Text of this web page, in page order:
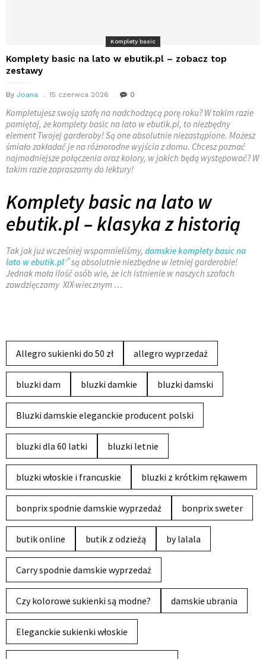
Komplety basic
Komplety basic na lato w ebutik.pl – zobacz top
zestawy
By Joana 15 czerwca 2026 0
Kompletujesz swoją szafę na nadchodzącą porę roku? W takim razie
pamiętaj, że komplety basic na lato w ebutik.pl, to niezbędny
element Twojej garderoby! Są one absolutnie niezastąpione. Możesz
śmiało zakładać je na różnorodne wyjścia z domu. Chcesz poznać
najmodniejsze połączenia oraz kolory, w jakich będą występować? W
takim razie zapraszamy do lektury!
Komplety basic na lato w
ebutik.pl – klasyka z historią
Tak jak już wcześniej wspomnieliśmy, damskie komplety basic na
lato w ebutik.pl są absolutnie niezbędne w letniej garderobie!
Jednak mała ilość osób wie, że ich istnienie w naszych szafach
zawdzięczamy XIX-wiecznym …
Allegro sukienki do 50 zł allegro wyprzedaż
bluzki dam bluzki damkie bluzki damski
Bluzki damskie eleganckie producent polski
bluzki dla 60 latki bluzki letnie
bluzki włoskie i francuskie bluzki z krótkim rękawem
bonprix spodnie damskie wyprzedaż bonprix sweter
butik online butik z odzieżą by lalala
Carry spodnie damskie wyprzedaż
Czy kolorowe sukienki są modne? damskie ubrania
Eleganckie sukienki włoskie